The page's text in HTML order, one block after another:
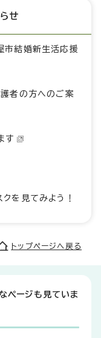
せ
市結婚新生活応援
者の方へのご案
す
を見てみよう！
トップページへ戻る
ページも見ていま